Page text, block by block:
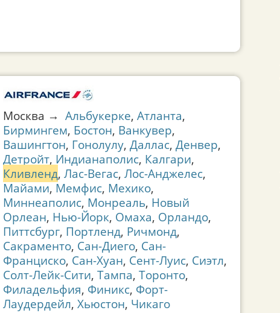
Москва → Альбукерке, Атланта,
Бирмингем, Бостон, Ванкувер,
Вашингтон, Гонолулу, Даллас, Денвер,
Детройт, Индианаполис, Калгари,
Кливленд, Лас-Вегас, Лос-Анджелес,
Майами, Мемфис, Мехико,
Миннеаполис, Монреаль, Новый
Орлеан, Нью-Йорк, Омаха, Орландо,
Питтсбург, Портленд, Ричмонд,
Сакраменто, Сан-Диего, Сан-
Франциско, Сан-Хуан, Сент-Луис, Сиэтл,
Солт-Лейк-Сити, Тампа, Торонто,
Филадельфия, Финикс, Форт-
Лаудердейл, Хьюстон, Чикаго